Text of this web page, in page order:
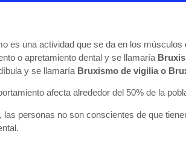
es una actividad que se da en los
o apretamiento dental y se llamaría
y se llamaría Bruxismo de vigilia o
afecta alrededor del 50% de la
las personas no son conscientes de que